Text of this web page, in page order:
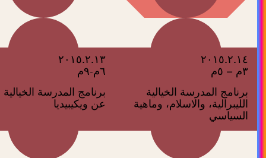
٢٠١٥.٢.١٤
٣م – ٥م
برنامج المدرسة الخيالية
الليبرالية، والاسلام، وماهية
السياسي
٢٠١٥.٢.١٣
٦م-٩م
برنامج المدرسة الخيالية
عن ويكيبيديا